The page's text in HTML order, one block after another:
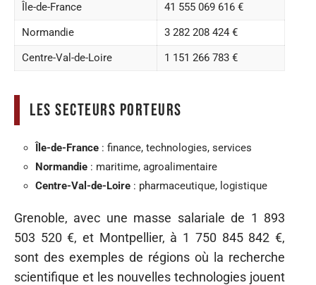
Île-de-France
41 555 069 616 €
Normandie
3 282 208 424 €
Centre-Val-de-Loire
1 151 266 783 €
Les secteurs porteurs
Île-de-France : finance, technologies, services
Normandie : maritime, agroalimentaire
Centre-Val-de-Loire : pharmaceutique, logistique
Grenoble, avec une masse salariale de 1 893
503 520 €, et Montpellier, à 1 750 845 842 €,
sont des exemples de régions où la recherche
scientifique et les nouvelles technologies jouent